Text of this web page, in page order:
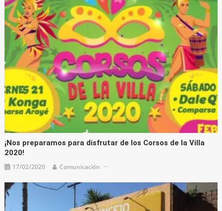
¡Nos preparamos para disfrutar de los Corsos de la Villa
2020!
17/02/2020 Comunicación